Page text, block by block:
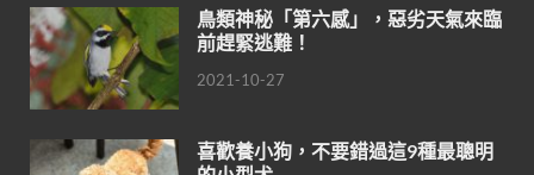
鳥類神秘「第六感」，惡劣天氣來臨
前趕緊逃難！
2021-10-27
喜歡養小狗，不要錯過這9種最聰明